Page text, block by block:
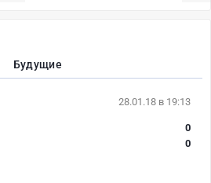
Будущие
28.01.18 в 19:13
0
0